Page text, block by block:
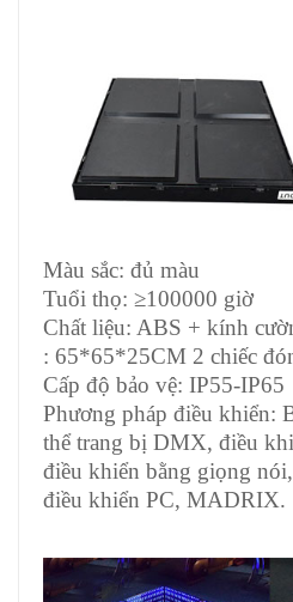
Màu sắc: đủ màu
Tuổi thọ: ≥100000 giờ
Chất liệu: ABS + kính
: 65*65*25CM 2 chiếc
Cấp độ bảo vệ: IP55-IP65
Phương pháp điều khiển:
thể trang bị DMX, điều
điều khiển bằng giọng
điều khiển PC, MADRIX.